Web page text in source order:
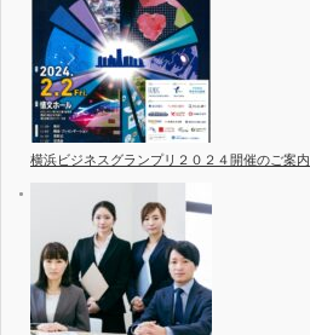
横浜ビジネスグランプリ２０２４開催のご案内